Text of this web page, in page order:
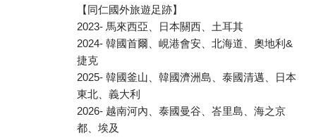
【同仁國外旅遊足跡】
2023- 馬來西亞、日本關西、土耳其
2024- 韓國首爾、峴港會安、北海道、奧地利&
捷克
2025- 韓國釜山、韓國濟洲島、泰國清邁、日本
東北、義大利
2026- 越南河內、泰國曼谷、峇里島、海之京
都、埃及